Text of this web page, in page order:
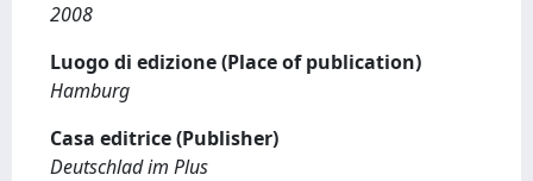
2008
Luogo di edizione (Place of publication)
Hamburg
Casa editrice (Publisher)
Deutschlad im Plus